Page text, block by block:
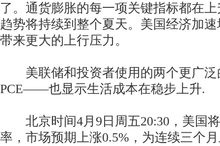
了。通货膨胀的每一项关键指标都在
趋势将持续到整个夏天。美国经济加
带来更大的上行压力。
美联储和投资者使用的两个更广
PCE——也显示生活成本在稳步上升.
北京时间4月9日周五20:30，美国将
率，市场预期上涨0.5%，为连续三个